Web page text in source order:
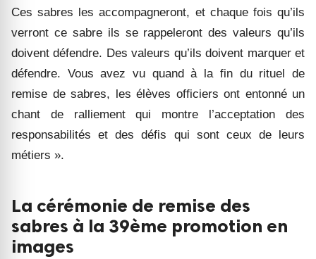
Ces sabres les accompagneront, et chaque fois qu’ils
verront ce sabre ils se rappeleront des valeurs qu’ils
doivent défendre. Des valeurs qu’ils doivent marquer et
défendre. Vous avez vu quand à la fin du rituel de
remise de sabres, les élèves officiers ont entonné un
chant de ralliement qui montre l’acceptation des
responsabilités et des défis qui sont ceux de leurs
métiers ».
La cérémonie de remise des
sabres à la 39ème promotion en
images